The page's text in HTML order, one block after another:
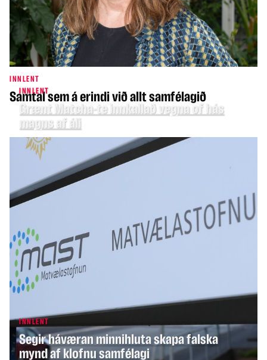
INNLENT
Samtal sem á erindi við allt samfélagið
INNLENT
Grænt Matcha-te innkallað vegna of hás
magns af áli
INNLENT
Gagnrýni Ólafs Ragnars vísað á bug
INNLENT
Segir háværan minnihluta skapa falska
mynd af klofnu samfélagi